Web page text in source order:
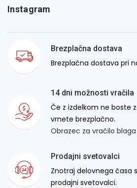
Instagram
Brezplačna dostava
Brezplačna dostava pri
14 dni možnosti vračila
Če z izdelkom ne boste
vrnete brezplačno.
Obrazec za vračilo blaga
Prodajni svetovalci
Znotraj delovnega časa
prodajni svetovalci.